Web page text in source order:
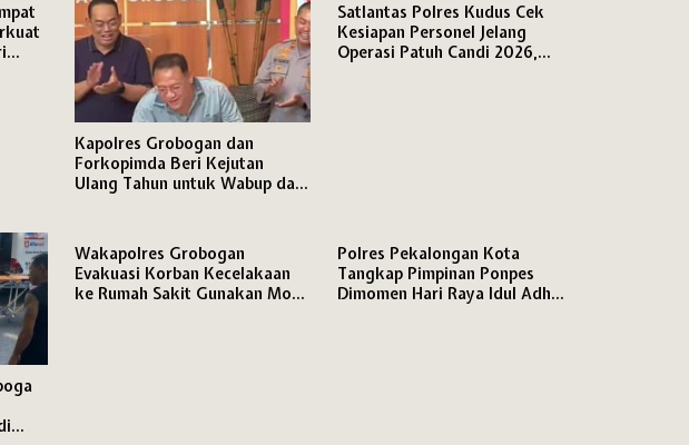
Kapolres Grobogan dan
Forkopimda Beri Kejutan
Ulang Tahun untuk Wabup dan
Satlantas Polres Kudus Cek
Kesiapan Personel Jelang
Operasi Patuh Candi 2026,
Wakapolres Grobogan
Evakuasi Korban Kecelakaan
ke Rumah Sakit Gunakan Mobil
Polres Pekalongan Kota
Tangkap Pimpinan Ponpes
Dimomen Hari Raya Idul Adha